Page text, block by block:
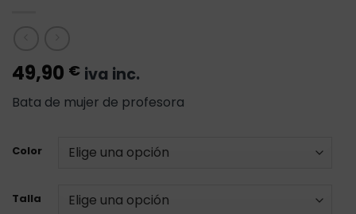
49,90 € iva inc.
Bata de mujer de profesora
Color
Talla